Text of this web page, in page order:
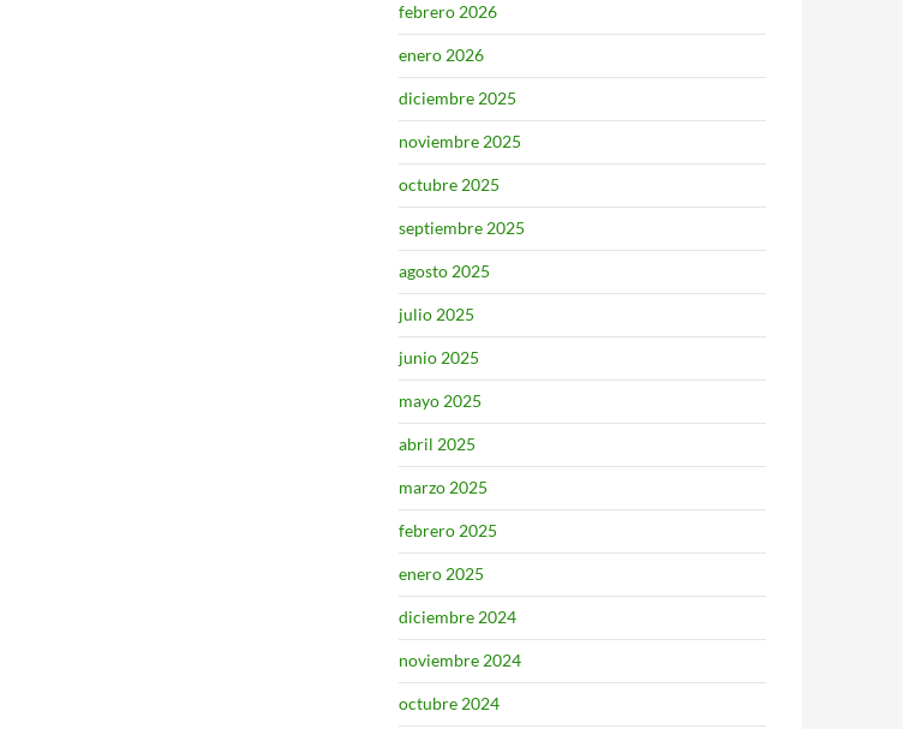
febrero 2026
enero 2026
diciembre 2025
noviembre 2025
octubre 2025
septiembre 2025
agosto 2025
julio 2025
junio 2025
mayo 2025
abril 2025
marzo 2025
febrero 2025
enero 2025
diciembre 2024
noviembre 2024
octubre 2024